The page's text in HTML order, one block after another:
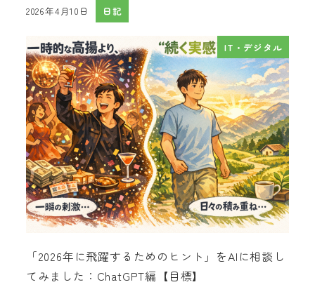
投稿日
2026年4月10日 日記
IT・デジタル
「2026年に飛躍するためのヒント」をAIに相談し
てみました：ChatGPT編【目標】